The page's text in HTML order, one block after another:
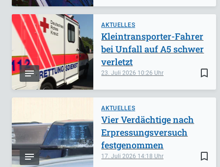
AKTUELLES
bookmark_border
23. Juli 2026 10:26
Kleintransporter-Fahrer
bei Unfall auf A5 schwer
verletzt
AKTUELLES
bookmark_border
17. Juli 2026 14:18
Vier Verdächtige nach
Erpressungsversuch
festgenommen